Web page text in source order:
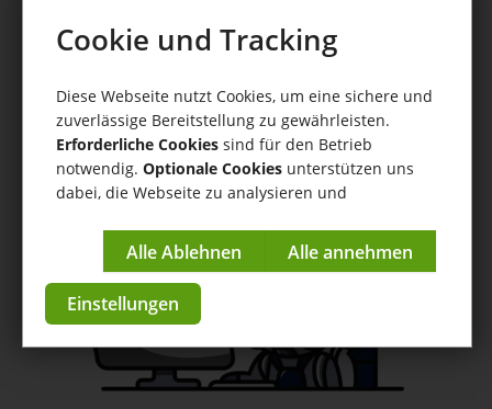
Scanstation
Hilfe/ Scanstation / Lieferungen in der Scanstation
zurückstellen
Anleitungen & Tutorials
Cookie und Tracking
Diese Webseite nutzt Cookies, um eine sichere und
zuverlässige Bereitstellung zu gewährleisten.
Erforderliche Cookies sind für den Betrieb
notwendig. Optionale Cookies unterstützen uns
dabei, die Webseite zu analysieren und
Impressum| Datenschutzerklärung
Einstellungen